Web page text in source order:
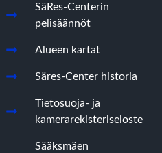
SäRes-Centerin
pelisäännöt
Alueen kartat
Säres-Center historia
Tietosuoja- ja
kamerarekisteriseloste
Sääksmäen